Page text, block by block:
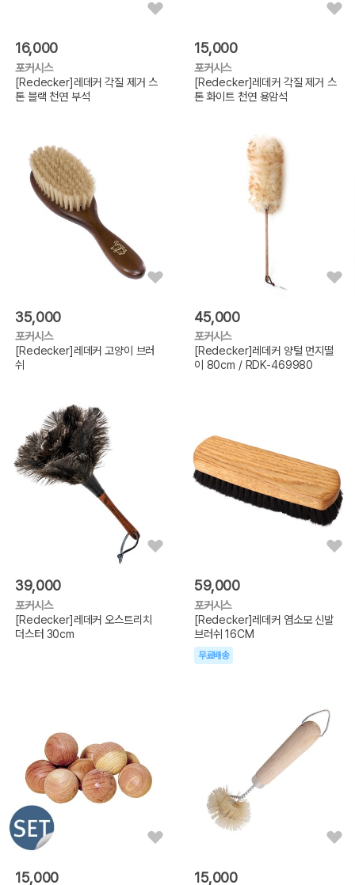
16,000
포커시스
[Redecker]레데커 각질 제거 스
톤 블랙 천연 부석
15,000
포커시스
[Redecker]레데커 각질 제거 스
톤 화이트 천연 용암석
35,000
포커시스
[Redecker]레데커 고양이 브러
쉬
45,000
포커시스
[Redecker]레데커 양털 먼지떨
이 80cm / RDK-469980
39,000
포커시스
[Redecker]레데커 오스트리치
더스터 30cm
59,000
포커시스
[Redecker]레데커 염소모 신발
브러쉬 16CM
무료배송
15,000 15,000